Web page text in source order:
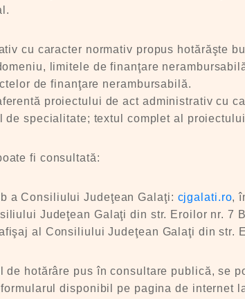
cu caracter normativ propus hotărăşte
limitele de finanţare
de finanţare nerambursabilă.
proiectului de act administrativ cu
de specialitate; textul complet al
fi consultată:
a Consiliului Judeţean Galaţi: cjgalati.ro,
Judeţean Galaţi din str. Eroilor nr. 7
al Consiliului Judeţean Galaţi din str.
de hotărâre pus în consultare publică, se
disponibil pe pagina de internet